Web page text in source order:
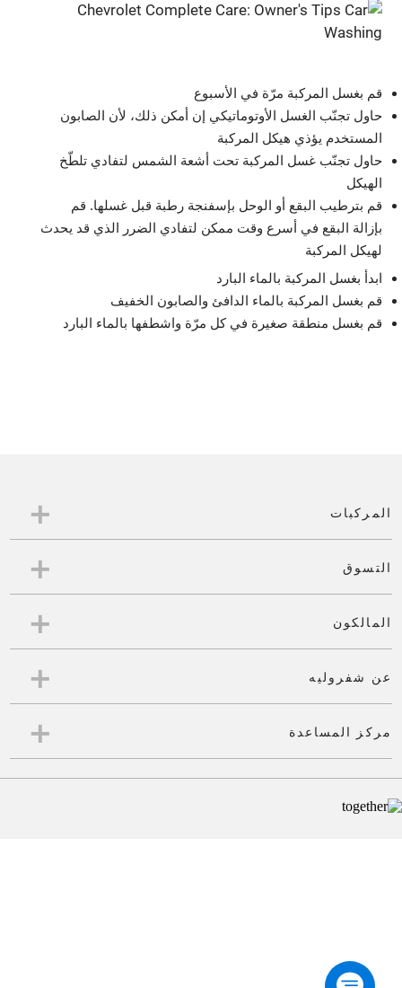
قم بغسل المركبة مرّة في الأسبوع
حاول تجنّب الغسل الأوتوماتيكي إن أمكن ذلك، لأن الصابون
المستخدم يؤذي هيكل المركبة
حاول تجنّب غسل المركبة تحت أشعة الشمس لتفادي تلطّخ
الهيكل
قم بترطيب البقع أو الوحل بإسفنجة رطبة قبل غسلها. قم
بإزالة البقع في أسرع وقت ممكن لتفادي الضرر الذي قد يحدث
لهيكل المركبة
ابدأ بغسل المركبة بالماء البارد
قم بغسل المركبة بالماء الدافئ والصابون الخفيف
قم بغسل منطقة صغيرة في كل مرّة واشطفها بالماء البارد